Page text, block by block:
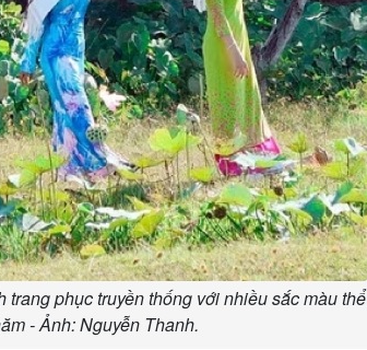
phục truyền thống với nhiều sắc màu thể
- Ảnh: Nguyễn Thanh.